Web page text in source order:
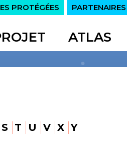
PROTÉGÉES PARTENAIRES
ATLAS
S T U V X Y